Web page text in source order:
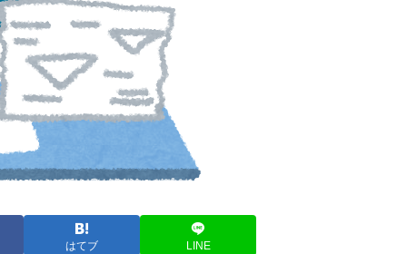
はてブ LINE